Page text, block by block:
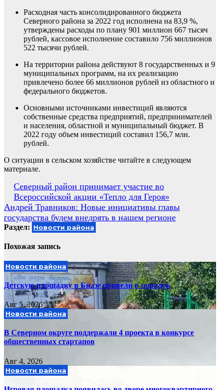
Расходная часть консолидированного бюджета
Северного района за 2022 год исполнена на 83,9 %,
утверждены расходы по плану 901 миллион 667 тысяч
рублей, кассовое исполнение составило 756 миллионов
522 тысячи рублей.
На территории района действуют 8 государственных и 9
муниципальных программ, на их реализацию
привлечено более 66 миллионов рублей из областного и
федерального бюджетов.
Основными источниками инвестиций являются
собственные средства предприятий, предпринимателей
и населения, областной и муниципальный бюджет. В
2022 году объем инвестиций составил 156,7 млн.
рублей.
О ситуации в сельском хозяйстве читайте в следующем
материале.
Навигация
по
записям
Северный район принимает участие во
Всероссийской акции «Тепло для Героя»
Андрей Травников: Новые инициативы главы
государства будем внедрять в нашем регионе
Раздел: Новости района
Похожая запись
Новости района
Детскую площадку в Биазе привели в порядок
Авг 5, 2026
Новости района
В Северном округе поддержали 4 проекта в конкурсе
общественных стартапов
Авг 4, 2026
Новости района